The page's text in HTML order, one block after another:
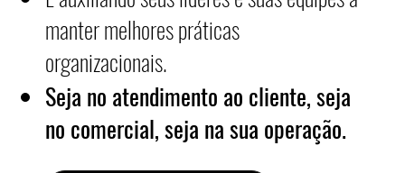
manter melhores práticas
organizacionais.
Seja no atendimento ao cliente, seja
no comercial, seja na sua operação.